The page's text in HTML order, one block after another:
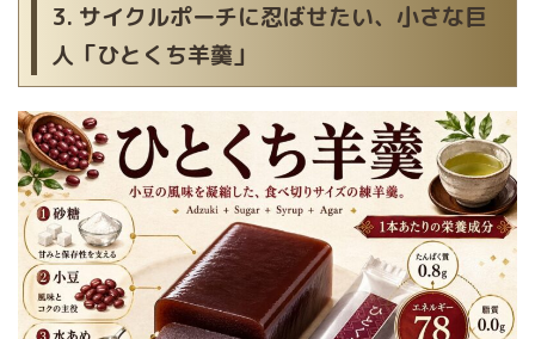
3. サイクルポーチに忍ばせたい、小さな巨
人「ひとくち羊羹」